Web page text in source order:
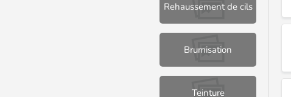
Rehaussement de cils
Brumisation
Teinture